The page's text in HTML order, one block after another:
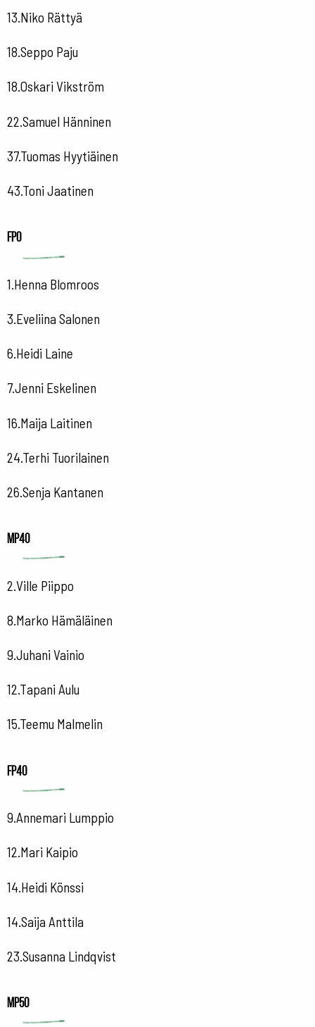
13.Niko Rättyä
18.Seppo Paju
18.Oskari Vikström
22.Samuel Hänninen
37.Tuomas Hyytiäinen
43.Toni Jaatinen
FPO
1.Henna Blomroos
3.Eveliina Salonen
6.Heidi Laine
7.Jenni Eskelinen
16.Maija Laitinen
24.Terhi Tuorilainen
26.Senja Kantanen
MP40
2.Ville Piippo
8.Marko Hämäläinen
9.Juhani Vainio
12.Tapani Aulu
15.Teemu Malmelin
FP40
9.Annemari Lumppio
12.Mari Kaipio
14.Heidi Könssi
14.Saija Anttila
23.Susanna Lindqvist
MP50